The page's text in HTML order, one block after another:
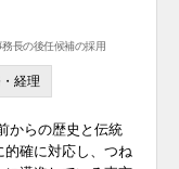
長の後任候補の採用
経理
からの歴史と伝統
確に対応し、つね